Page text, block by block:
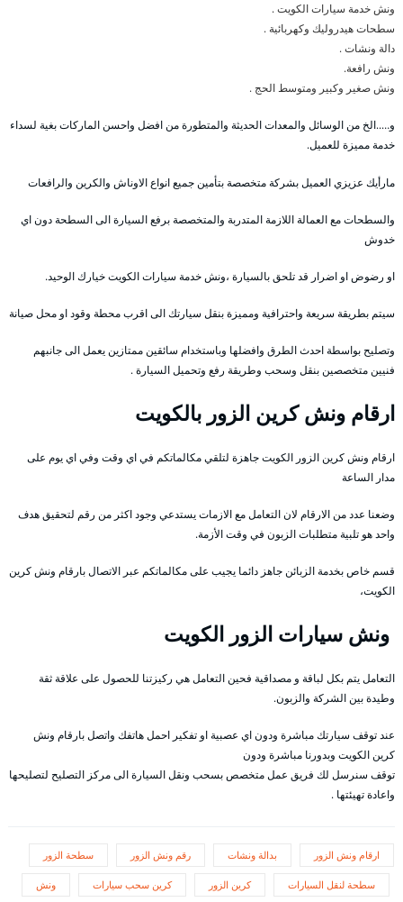
ونش خدمة سيارات الكويت .
سطحات هيدروليك وكهربائية .
دالة ونشات .
ونش رافعة.
ونش صغير وكبير ومتوسط الحج .
و…..الخ من الوسائل والمعدات الحديثة والمتطورة من افضل واحسن الماركات بغية لسداء
خدمة مميزة للعميل.
مارأيك عزيزي العميل بشركة متخصصة بتأمين جميع انواع الاوناش والكرين والرافعات
والسطحات مع العمالة اللازمة المتدربة والمتخصصة برفع السيارة الى السطحة دون اي
خدوش
او رضوض او اضرار قد تلحق بالسيارة ،ونش خدمة سيارات الكويت خيارك الوحيد.
سيتم بطريقة سريعة واحترافية ومميزة بنقل سيارتك الى اقرب محطة وقود او محل صيانة
وتصليح بواسطة احدث الطرق وافضلها وباستخدام سائقين ممتازين يعمل الى جانبهم
فنيين متخصصين بنقل وسحب وطريقة رفع وتحميل السيارة .
ارقام ونش كرين الزور بالكويت
ارقام ونش كرين الزور الكويت جاهزة لتلقي مكالماتكم في اي وقت وفي اي يوم على
مدار الساعة
وضعنا عدد من الارقام لان التعامل مع الازمات يستدعي وجود اكثر من رقم لتحقيق هدف
واحد هو تلبية متطلبات الزبون في وقت الأزمة.
قسم خاص بخدمة الزبائن جاهز دائما يجيب على مكالماتكم عبر الاتصال بارقام ونش كرين
الكويت،
ونش سيارات الزور الكويت
التعامل يتم بكل لباقة و مصداقية فحين التعامل هي ركيزتنا للحصول على علاقة ثقة
وطيدة بين الشركة والزبون.
عند توقف سيارتك مباشرة ودون اي عصبية او تفكير احمل هاتفك واتصل بارقام ونش
كرين الكويت وبدورنا مباشرة ودون
توقف سنرسل لك فريق عمل متخصص بسحب ونقل السيارة الى مركز التصليح لتصليحها
واعادة تهيئتها .
ارقام ونش الزور بدالة ونشات رقم ونش الزور سطحة الزور
سطحة لنقل السيارات كرين الزور كرين سحب سيارات ونش